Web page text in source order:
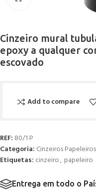
Cinzeiro mural
epoxy a qualquer
escovado
Add to compare
REF: 80/1 P
Categoria: Cinzeiros Papeleiros
Etiquetas: cinzeiro, papeleiro
Entrega em todo o